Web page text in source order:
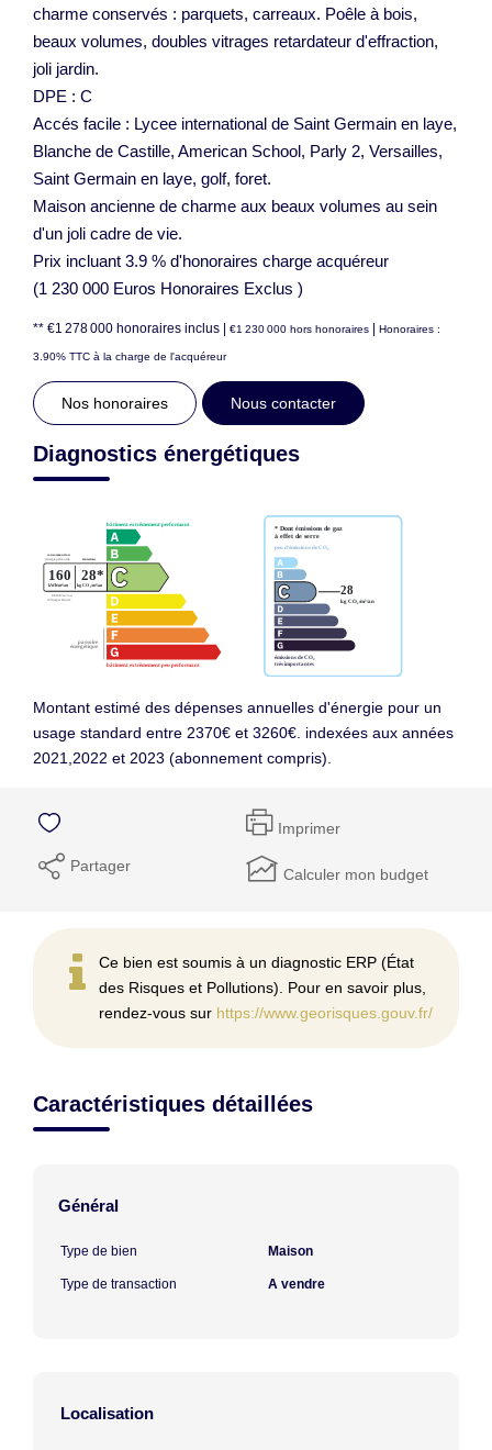
charme conservés : parquets, carreaux. Poêle à bois,
beaux volumes, doubles vitrages retardateur d'effraction,
joli jardin.
DPE : C
Accés facile : Lycee international de Saint Germain en laye,
Blanche de Castille, American School, Parly 2, Versailles,
Saint Germain en laye, golf, foret.
Maison ancienne de charme aux beaux volumes au sein
d'un joli cadre de vie.
Prix incluant 3.9 % d'honoraires charge acquéreur
(1 230 000 Euros Honoraires Exclus )
** €1 278 000 honoraires inclus | €1 230 000 hors honoraires | Honoraires :
3.90% TTC à la charge de l'acquéreur
Nos honoraires Nous contacter
Diagnostics énergétiques
Montant estimé des dépenses annuelles d'énergie pour un
usage standard entre 2370€ et 3260€. indexées aux années
2021,2022 et 2023 (abonnement compris).
Imprimer
Partager Calculer mon budget
Ce bien est soumis à un diagnostic ERP (État
des Risques et Pollutions). Pour en savoir plus,
rendez-vous sur https://www.georisques.gouv.fr/
Caractéristiques détaillées
Général
Type de bien Maison
Type de transaction A vendre
Localisation